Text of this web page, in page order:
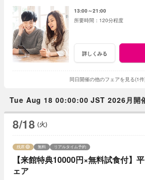
13:00～21:00
120分程度
詳しくみる
同日開催の他のフェアを見る(1
Tue Aug 18 00:00:00 JST 2026月開
8/18 (火)
【来館特典10000円×無料試食付】
ェア
残席 無料 リアルタイム予約